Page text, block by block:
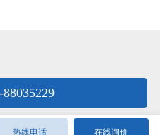
88035229
热线电话 在线询价
号